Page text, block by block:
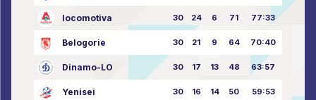
locomotiva 30 24 6 71 77:33
Belogorie 30 21 9 64 70:40
Dinamo-LO 30 17 13 48 63:57
Yenisei 30 16 14 50 59:53